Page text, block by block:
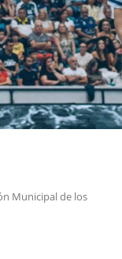
Municipal de los